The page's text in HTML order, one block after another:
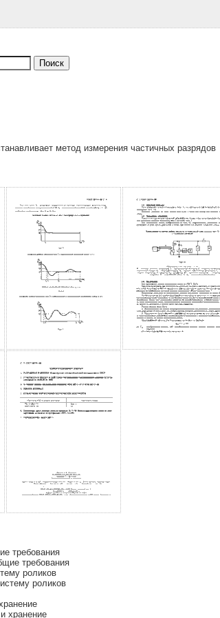
метод измерения частичных разрядов
требования
требования
роликов
роликов
хранение